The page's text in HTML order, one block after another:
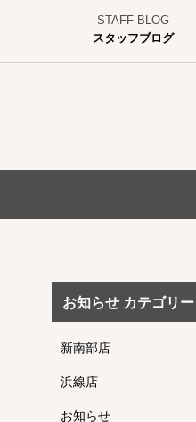
スタッフブログ
お知らせ カテゴリー
新南部店
浜線店
お知らせ